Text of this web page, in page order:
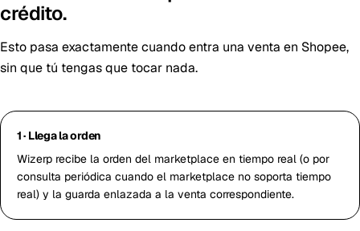
crédito.
Esto pasa exactamente cuando entra una venta en Shopee,
sin que tú tengas que tocar nada.
1 · Llega la orden
Wizerp recibe la orden del marketplace en tiempo real (o por
consulta periódica cuando el marketplace no soporta tiempo
real) y la guarda enlazada a la venta correspondiente.